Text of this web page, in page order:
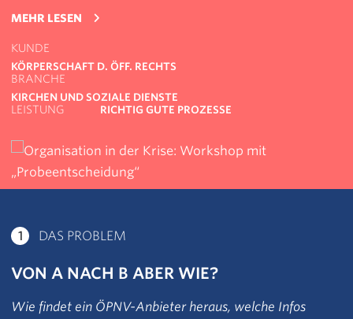
MEHR LESEN ÜBER ORGANISATION IN DER KRISE:
KUNDE
KÖRPERSCHAFT D. ÖFF. RECHTS
BRANCHE
KIRCHEN UND SOZIALE DIENSTE
LEISTUNG
RICHTIG GUTE PROZESSE
1 DAS PROBLEM
VON A NACH B ABER WIE?
Wie findet ein ÖPNV-Anbieter heraus, welche Infos